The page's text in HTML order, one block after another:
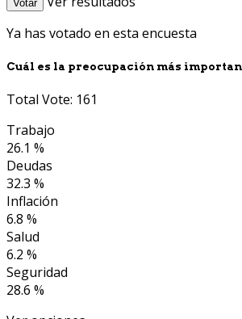
Votar
Ya has votado en esta encuesta
Cuál es la preocupación más
Total Vote: 161
Trabajo
26.1 %
Deudas
32.3 %
Inflación
6.8 %
Salud
6.2 %
Seguridad
28.6 %